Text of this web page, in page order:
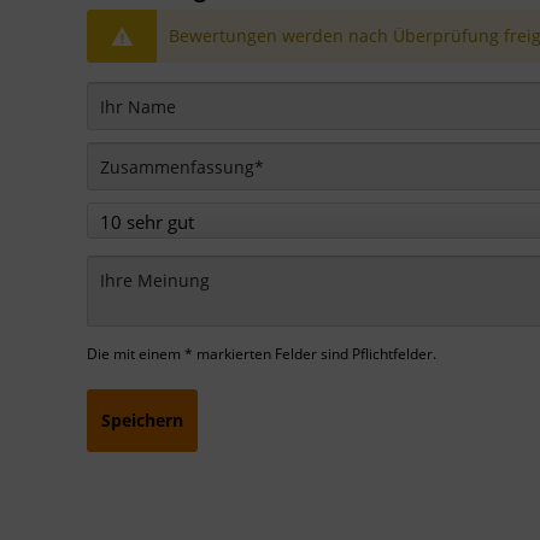
Bewertungen werden nach Überprüfung
Die mit einem * markierten Felder sind Pflichtfelder.
Speichern